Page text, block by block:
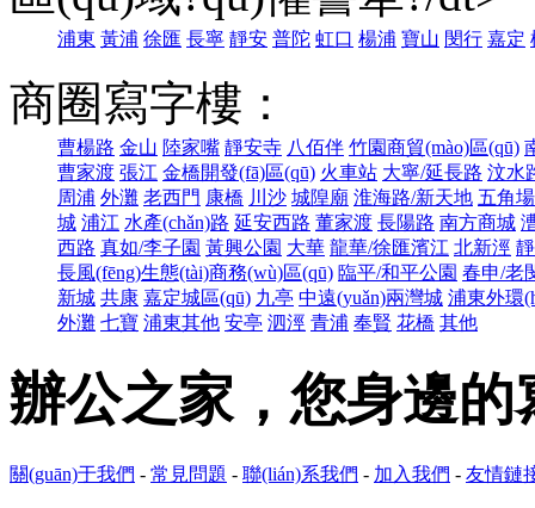
浦東 黃浦 徐匯 長寧 靜安 普陀 虹口 楊浦 寶山 閔行 嘉定
商圈寫字樓：
曹楊路 金山 陸家嘴 靜安寺 八佰伴 竹園商貿(mào)區(qū)
曹家渡 張江 金橋開發(fā)區(qū) 火車站 大寧/延長路 汶水
周浦 外灘 老西門 康橋 川沙 城隍廟 淮海路/新天地 五角場
城 浦江 水產(chǎn)路 延安西路 董家渡 長陽路 南方商城
西路 真如/李子園 黃興公園 大華 龍華/徐匯濱江 北新涇
長風(fēng)生態(tài)商務(wù)區(qū) 臨平/和平公園 春申/老
新城 共康 嘉定城區(qū) 九亭 中遠(yuǎn)兩灣城 浦東外環
外灘 七寶 浦東其他 安亭 泗涇 青浦 奉賢 花橋 其他
辦公之家，您身邊的
關(guān)于我們 - 常見問題 - 聯(lián)系我們 - 加入我們 - 友情鏈